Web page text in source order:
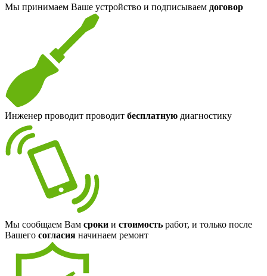
Мы принимаем Ваше устройство и подписываем договор
Инженер проводит проводит бесплатную диагностику
Мы сообщаем Вам сроки и стоимость работ, и только после
Вашего согласия начинаем ремонт